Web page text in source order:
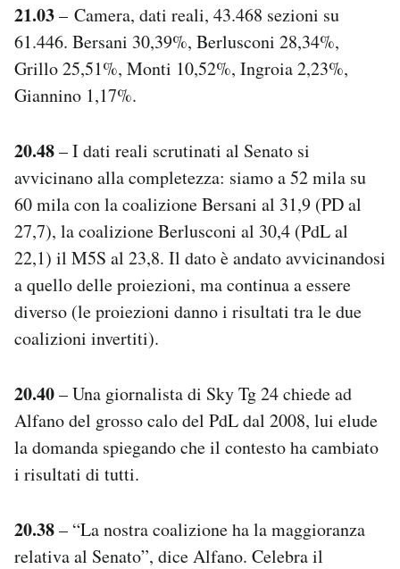
21.03– Camera, dati reali, 43.468 sezioni su
61.446. Bersani 30,39%, Berlusconi 28,34%,
Grillo 25,51%, Monti 10,52%, Ingroia 2,23%,
Giannino 1,17%.
20.48– I dati reali scrutinati al Senato si
avvicinano alla completezza: siamo a 52 mila su
60 mila con la coalizione Bersani al 31,9 (PD al
27,7), la coalizione Berlusconi al 30,4 (PdL al
22,1) il M5S al 23,8. Il dato è andato avvicinandosi
a quello delle proiezioni, ma continua a essere
diverso (le proiezioni danno i risultati tra le due
coalizioni invertiti).
20.40– Una giornalista di Sky Tg 24 chiede ad
Alfano del grosso calo del PdL dal 2008, lui elude
la domanda spiegando che il contesto ha cambiato
i risultati di tutti.
20.38– “La nostra coalizione ha la maggioranza
relativa al Senato”, dice Alfano. Celebra il